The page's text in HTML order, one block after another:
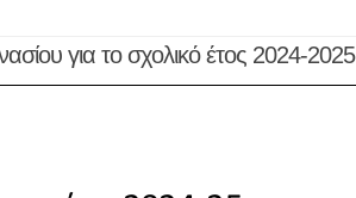
για το σχολικό έτος 2024-2025